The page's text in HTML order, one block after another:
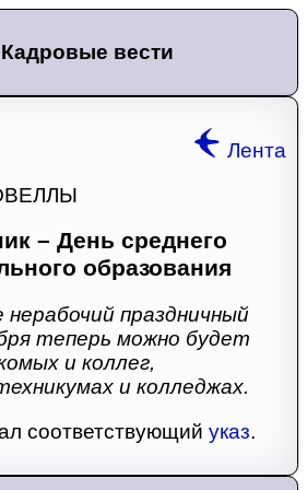
Кадровые вести
Лента
– День среднего
образования
нерабочий праздничный
теперь можно будет
и коллег,
и колледжах.
соответствующий указ.